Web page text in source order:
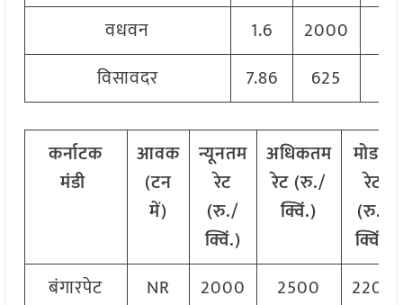
वधवन
1.6 2000
विसावदर
7.86 625
कर्नाटक
मंडी
आवक
(टन
में)
न्यूनतम
रेट
(रु./
क्विं.)
अधिकतम
रेट (रु./
क्विं.)
मोडल
रेट
(रु./
क्विं
बंगारपेट
NR 2000 2500
2200